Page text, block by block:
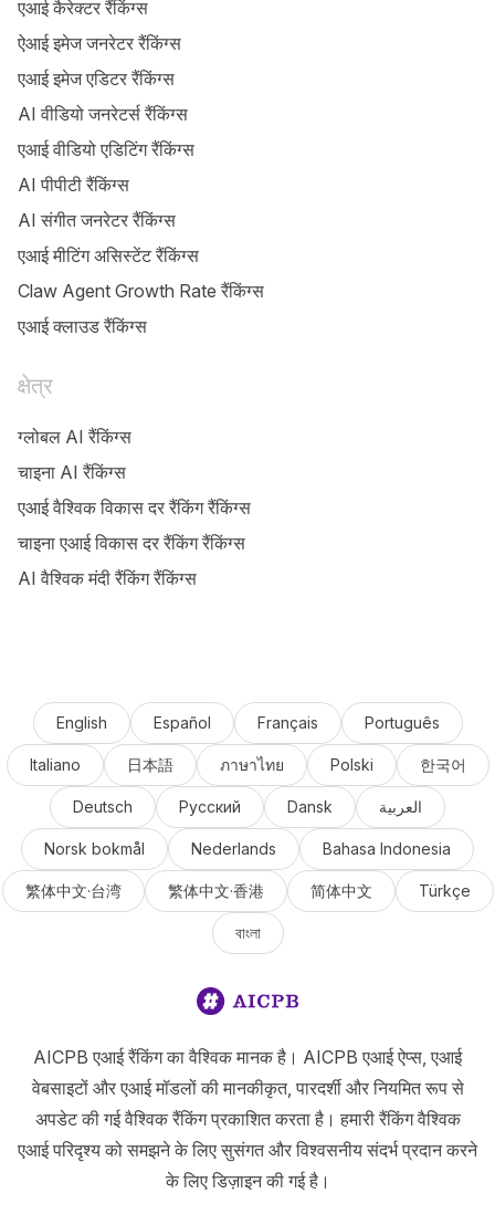
एआई कैरेक्टर रैंकिंग्स
ऐआई इमेज जनरेटर रैंकिंग्स
एआई इमेज एडिटर रैंकिंग्स
AI वीडियो जनरेटर्स रैंकिंग्स
एआई वीडियो एडिटिंग रैंकिंग्स
AI पीपीटी रैंकिंग्स
AI संगीत जनरेटर रैंकिंग्स
एआई मीटिंग असिस्टेंट रैंकिंग्स
Claw Agent Growth Rate रैंकिंग्स
एआई क्लाउड रैंकिंग्स
क्षेत्र
ग्लोबल AI रैंकिंग्स
चाइना AI रैंकिंग्स
एआई वैश्विक विकास दर रैंकिंग रैंकिंग्स
चाइना एआई विकास दर रैंकिंग रैंकिंग्स
AI वैश्विक मंदी रैंकिंग रैंकिंग्स
English Español Français Português
Italiano 日本語 ภาษาไทย Polski 한국어
Deutsch Русский Dansk العربية
Norsk bokmål Nederlands Bahasa Indonesia
繁体中文·台湾 繁体中文·香港 简体中文 Türkçe
বাংলা
AICPB एआई रैंकिंग का वैश्विक मानक है। AICPB एआई ऐप्स, एआई
वेबसाइटों और एआई मॉडलों की मानकीकृत, पारदर्शी और नियमित रूप से
अपडेट की गई वैश्विक रैंकिंग प्रकाशित करता है। हमारी रैंकिंग वैश्विक
एआई परिदृश्य को समझने के लिए सुसंगत और विश्वसनीय संदर्भ प्रदान करने
के लिए डिज़ाइन की गई है।